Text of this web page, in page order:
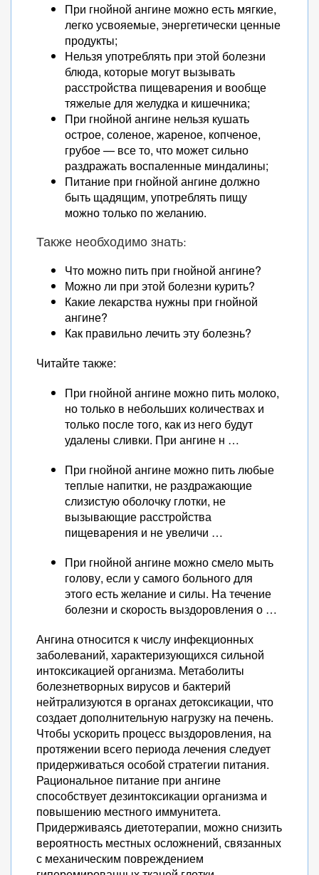
При гнойной ангине можно есть мягкие,
легко усвояемые, энергетически ценные
продукты;
Нельзя употреблять при этой болезни
блюда, которые могут вызывать
расстройства пищеварения и вообще
тяжелые для желудка и кишечника;
При гнойной ангине нельзя кушать
острое, соленое, жареное, копченое,
грубое — все то, что может сильно
раздражать воспаленные миндалины;
Питание при гнойной ангине должно
быть щадящим, употреблять пищу
можно только по желанию.
Также необходимо знать:
Что можно пить при гнойной ангине?
Можно ли при этой болезни курить?
Какие лекарства нужны при гнойной
ангине?
Как правильно лечить эту болезнь?
Читайте также:
При гнойной ангине можно пить молоко,
но только в небольших количествах и
только после того, как из него будут
удалены сливки. При ангине н …
При гнойной ангине можно пить любые
теплые напитки, не раздражающие
слизистую оболочку глотки, не
вызывающие расстройства
пищеварения и не увеличи …
При гнойной ангине можно смело мыть
голову, если у самого больного для
этого есть желание и силы. На течение
болезни и скорость выздоровления о …
Ангина относится к числу инфекционных
заболеваний, характеризующихся сильной
интоксикацией организма. Метаболиты
болезнетворных вирусов и бактерий
нейтрализуются в органах детоксикации, что
создает дополнительную нагрузку на печень.
Чтобы ускорить процесс выздоровления, на
протяжении всего периода лечения следует
придерживаться особой стратегии питания.
Рациональное питание при ангине
способствует дезинтоксикации организма и
повышению местного иммунитета.
Придерживаясь диетотерапии, можно снизить
вероятность местных осложнений, связанных
с механическим повреждением